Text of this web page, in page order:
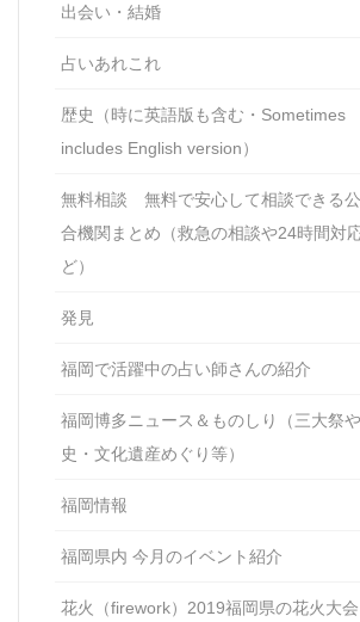
出会い・結婚
占いあれこれ
歴史（時に英語版も含む・Sometimes
includes English version）
無料相談 無料で安心して相談できる
合機関まとめ（救急の相談や24時間対
ど）
発見
福岡で活躍中の占い師さんの紹介
福岡博多ニュース＆ものしり（三大祭
史・文化遺産めぐり等）
福岡情報
福岡県内 今月のイベント紹介
花火（firework）2019福岡県の花火大会